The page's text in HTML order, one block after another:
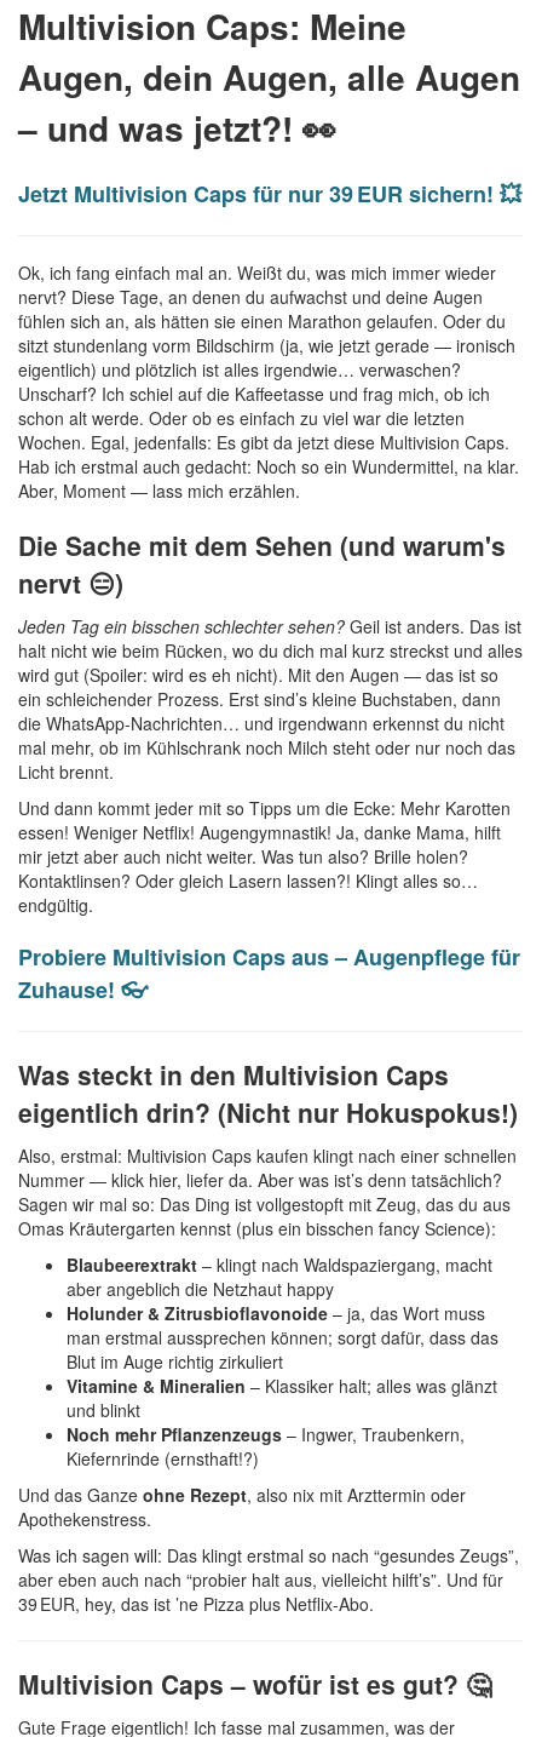
Multivision Caps: Meine
Augen, dein Augen, alle Augen
– und was jetzt?! 👀
Jetzt Multivision Caps für nur 39 EUR sichern! 💥
Ok, ich fang einfach mal an. Weißt du, was mich immer wieder
nervt? Diese Tage, an denen du aufwachst und deine Augen
fühlen sich an, als hätten sie einen Marathon gelaufen. Oder du
sitzt stundenlang vorm Bildschirm (ja, wie jetzt gerade — ironisch
eigentlich) und plötzlich ist alles irgendwie… verwaschen?
Unscharf? Ich schiel auf die Kaffeetasse und frag mich, ob ich
schon alt werde. Oder ob es einfach zu viel war die letzten
Wochen. Egal, jedenfalls: Es gibt da jetzt diese Multivision Caps.
Hab ich erstmal auch gedacht: Noch so ein Wundermittel, na klar.
Aber, Moment — lass mich erzählen.
Die Sache mit dem Sehen (und warum's
nervt 😑)
Jeden Tag ein bisschen schlechter sehen? Geil ist anders. Das ist
halt nicht wie beim Rücken, wo du dich mal kurz streckst und alles
wird gut (Spoiler: wird es eh nicht). Mit den Augen — das ist so
ein schleichender Prozess. Erst sind’s kleine Buchstaben, dann
die WhatsApp-Nachrichten… und irgendwann erkennst du nicht
mal mehr, ob im Kühlschrank noch Milch steht oder nur noch das
Licht brennt.
Und dann kommt jeder mit so Tipps um die Ecke: Mehr Karotten
essen! Weniger Netflix! Augengymnastik! Ja, danke Mama, hilft
mir jetzt aber auch nicht weiter. Was tun also? Brille holen?
Kontaktlinsen? Oder gleich Lasern lassen?! Klingt alles so…
endgültig.
Probiere Multivision Caps aus – Augenpflege für
Zuhause! 👓
Was steckt in den Multivision Caps
eigentlich drin? (Nicht nur Hokuspokus!)
Also, erstmal: Multivision Caps kaufen klingt nach einer schnellen
Nummer — klick hier, liefer da. Aber was ist’s denn tatsächlich?
Sagen wir mal so: Das Ding ist vollgestopft mit Zeug, das du aus
Omas Kräutergarten kennst (plus ein bisschen fancy Science):
Blaubeerextrakt – klingt nach Waldspaziergang, macht
aber angeblich die Netzhaut happy
Holunder & Zitrusbioflavonoide – ja, das Wort muss
man erstmal aussprechen können; sorgt dafür, dass das
Blut im Auge richtig zirkuliert
Vitamine & Mineralien – Klassiker halt; alles was glänzt
und blinkt
Noch mehr Pflanzenzeugs – Ingwer, Traubenkern,
Kiefernrinde (ernsthaft!?)
Und das Ganze ohne Rezept, also nix mit Arzttermin oder
Apothekenstress.
Was ich sagen will: Das klingt erstmal so nach “gesundes Zeugs”,
aber eben auch nach “probier halt aus, vielleicht hilft’s”. Und für
39 EUR, hey, das ist ’ne Pizza plus Netflix-Abo.
Multivision Caps – wofür ist es gut? 🤔
Gute Frage eigentlich! Ich fasse mal zusammen, was der